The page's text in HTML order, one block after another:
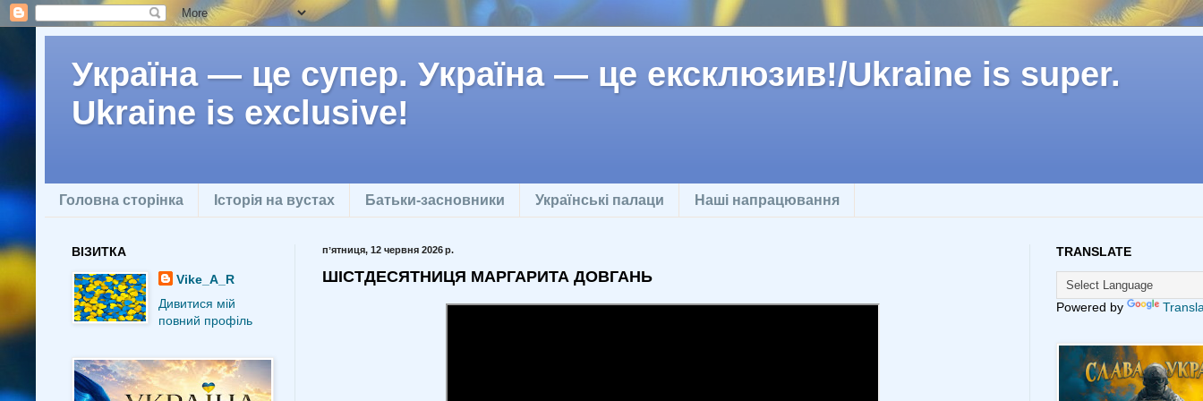
Україна — це супер. Україна — це ексклюзив!/Ukraine is super.
Ukraine is exclusive!
Головна сторінка Історія на вустах Батьки-засновники Українські палаци Наші напрацювання
пʼятниця, 12 червня 2026 р.
ШІСТДЕСЯТНИЦЯ МАРГАРИТА ДОВГАНЬ
ВІЗИТКА
Vike_A_R
Дивитися мій
повний профіль
TRANSLATE
Powered by